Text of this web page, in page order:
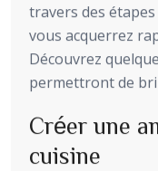
travers des
vous acquerrez
Découvrez
permettront de
Créer une
cuisine